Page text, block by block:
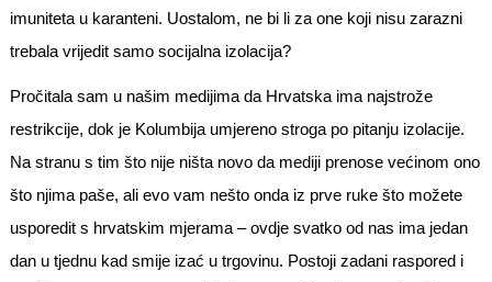
imuniteta u karanteni. Uostalom, ne bi li za one koji nisu zarazni
trebala vrijedit samo socijalna izolacija?
Pročitala sam u našim medijima da Hrvatska ima najstrože
restrikcije, dok je Kolumbija umjereno stroga po pitanju izolacije.
Na stranu s tim što nije ništa novo da mediji prenose većinom ono
što njima paše, ali evo vam nešto onda iz prve ruke što možete
usporedit s hrvatskim mjerama – ovdje svatko od nas ima jedan
dan u tjednu kad smije izać u trgovinu. Postoji zadani raspored i